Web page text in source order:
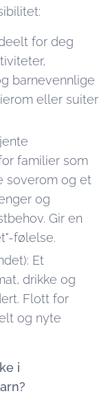
for deg
barnevennlige
eller suiter
familier som
soverom og et
og
Gir en
følelse.
Et
drikke og
Flott for
og nyte
i